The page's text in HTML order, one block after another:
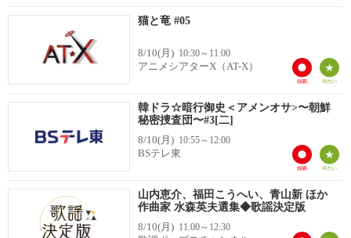
猫と竜 #05
8/10(月) 10:30～11:00
アニメシアターX（AT-X）
韓ドラ☆暗行御史＜アメンオサ>〜朝鮮
秘密捜査団〜#3[二]
8/10(月) 10:55～12:00
BSテレ東
山内恵介、福田こうへい、青山新 ほか
作曲家 水森英夫選集◆歌謡決定版
8/10(月) 11:00～12:30